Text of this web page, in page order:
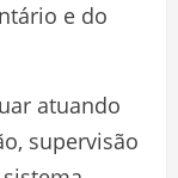
e do
atuando
supervisão